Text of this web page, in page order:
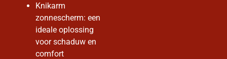
Knikarm
zonnescherm: een
ideale oplossing
voor schaduw en
comfort